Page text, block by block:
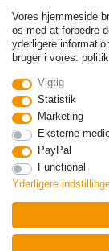
© Copyright 2026 |
VAT Basic prices
Withdraw
Vores hjemmeside
os med at forbedre
yderligere
bruger i vores:
Vigtig
Statistik
Marketing
Eksterne
PayPal
Functional
Yderligere